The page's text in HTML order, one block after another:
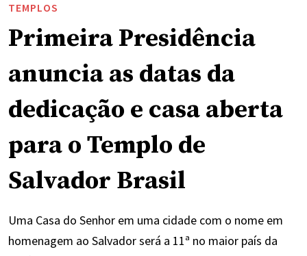
TEMPLOS
Primeira Presidência
anuncia as datas da
dedicação e casa aberta
para o Templo de
Salvador Brasil
Uma Casa do Senhor em uma cidade com o nome em
homenagem ao Salvador será a 11ª no maior país da